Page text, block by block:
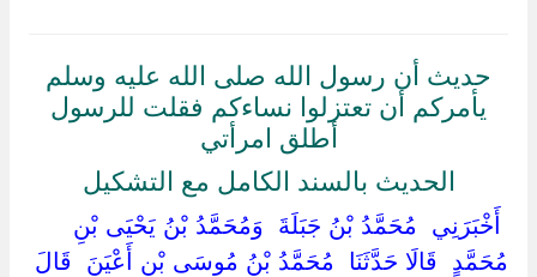
حديث أن رسول الله صلى الله عليه وسلم
يأمركم أن تعتزلوا نساءكم فقلت للرسول
أطلق امرأتي
الحديث بالسند الكامل مع التشكيل
‏ ‏أَخْبَرَنِي ‏ ‏مُحَمَّدُ بْنُ جَبَلَةَ ‏ ‏وَمُحَمَّدُ بْنُ يَحْيَى بْنِ
مُحَمَّدٍ ‏ ‏قَالَا حَدَّثَنَا ‏ ‏مُحَمَّدُ بْنُ مُوسَى بْنِ أَعْيَنَ ‏ ‏قَالَ